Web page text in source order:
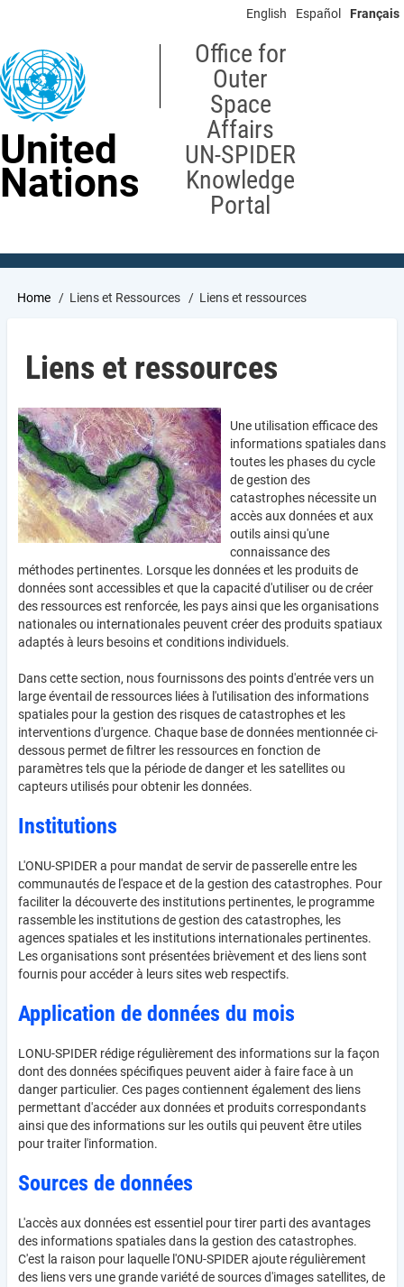
content
English Español Français
United
Nations
Office for
Outer
Space
Affairs
UN-SPIDER
Knowledge
Portal
Breadcrumb
Home Liens et Ressources Liens et ressources
Liens et ressources
Une utilisation efficace des
informations spatiales dans
toutes les phases du cycle
de gestion des
catastrophes nécessite un
accès aux données et aux
outils ainsi qu'une
connaissance des
méthodes pertinentes. Lorsque les données et les produits de
données sont accessibles et que la capacité d'utiliser ou de créer
des ressources est renforcée, les pays ainsi que les organisations
nationales ou internationales peuvent créer des produits spatiaux
adaptés à leurs besoins et conditions individuels.
Dans cette section, nous fournissons des points d'entrée vers un
large éventail de ressources liées à l'utilisation des informations
spatiales pour la gestion des risques de catastrophes et les
interventions d'urgence. Chaque base de données mentionnée ci-
dessous permet de filtrer les ressources en fonction de
paramètres tels que la période de danger et les satellites ou
capteurs utilisés pour obtenir les données.
Institutions
L'ONU-SPIDER a pour mandat de servir de passerelle entre les
communautés de l'espace et de la gestion des catastrophes. Pour
faciliter la découverte des institutions pertinentes, le programme
rassemble les institutions de gestion des catastrophes, les
agences spatiales et les institutions internationales pertinentes.
Les organisations sont présentées brièvement et des liens sont
fournis pour accéder à leurs sites web respectifs.
Application de données du mois
LONU-SPIDER rédige régulièrement des informations sur la façon
dont des données spécifiques peuvent aider à faire face à un
danger particulier. Ces pages contiennent également des liens
permettant d'accéder aux données et produits correspondants
ainsi que des informations sur les outils qui peuvent être utiles
pour traiter l'information.
Sources de données
L'accès aux données est essentiel pour tirer parti des avantages
des informations spatiales dans la gestion des catastrophes.
C'est la raison pour laquelle l'ONU-SPIDER ajoute régulièrement
des liens vers une grande variété de sources d'images satellites, de